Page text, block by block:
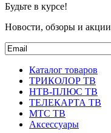
Будьте в курсе!
Новости, обзоры и акции
Каталог товаров
ТРИКОЛОР ТВ
НТВ-ПЛЮС ТВ
ТЕЛЕКАРТА ТВ
МТС ТВ
Аксессуары